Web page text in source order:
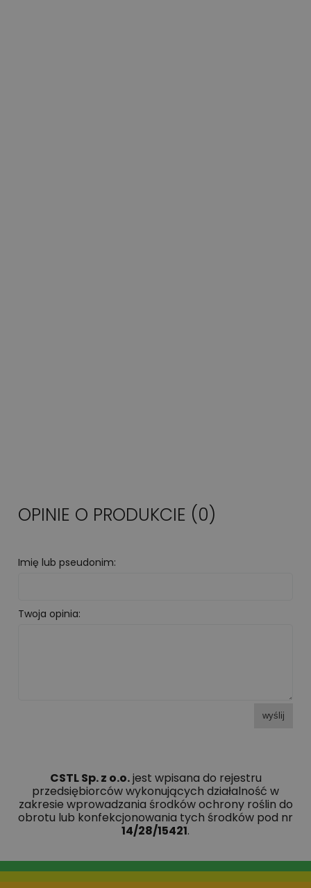
OPINIE O PRODUKCIE (0)
Imię lub pseudonim:
Twoja opinia:
wyślij
CSTL Sp. z o.o.jest wpisana do rejestru
przedsiębiorców wykonujących działalność w
zakresie wprowadzania środków ochrony roślin do
obrotu lub konfekcjonowania tych środków pod nr
14/28/15421.